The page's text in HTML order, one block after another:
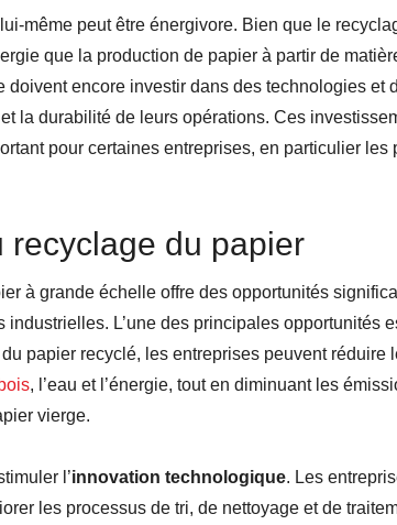
lui-même peut être énergivore. Bien que le
que la production de papier à partir de
doivent encore investir dans des technologies et
la durabilité de leurs opérations. Ces
pour certaines entreprises, en particulier les
recyclage du papier
à grande échelle offre des opportunités
industrielles. L’une des principales opportunités
papier recyclé, les entreprises peuvent réduire
bois, l’eau et l’énergie, tout en diminuant les
vierge.
l’innovation technologique. Les
les processus de tri, de nettoyage et de